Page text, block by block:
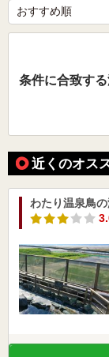
条件に合致す
近くのオス
わたり温泉鳥